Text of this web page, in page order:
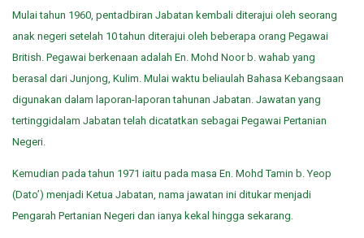
Mulai tahun 1960, pentadbiran Jabatan kembali diterajui oleh seorang
anak negeri setelah 10 tahun diterajui oleh beberapa orang Pegawai
British. Pegawai berkenaan adalah En. Mohd Noor b. wahab yang
berasal dari Junjong, Kulim. Mulai waktu beliaulah Bahasa Kebangsaan
digunakan dalam laporan-laporan tahunan Jabatan. Jawatan yang
tertinggidalam Jabatan telah dicatatkan sebagai Pegawai Pertanian
Negeri.
Kemudian pada tahun 1971 iaitu pada masa En. Mohd Tamin b. Yeop
(Dato’) menjadi Ketua Jabatan, nama jawatan ini ditukar menjadi
Pengarah Pertanian Negeri dan ianya kekal hingga sekarang.